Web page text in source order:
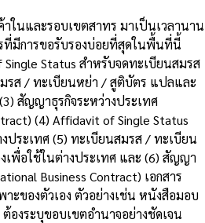
ในและรอบเขตสาทร มาเป็นเวลานาน
ที่มีการขอรับรองบ่อยที่สุดในพื้นที่นี้
Status สำหรับจดทะเบียนสมรส
รส / ทะเบียนหย่า / สูติบัตร แปลและ
สัญญาธุรกิจระหว่างประเทศ
(4) Affidavit of Single Status
ประเทศ (5) ทะเบียนสมรส / ทะเบียน
พื่อใช้ในต่างประเทศ และ (6) สัญญา
Business Contract) เอกสาร
ะของตัวเอง ตัวอย่างเช่น หนังสือมอบ
องระบุขอบเขตอำนาจอย่างชัดเจน